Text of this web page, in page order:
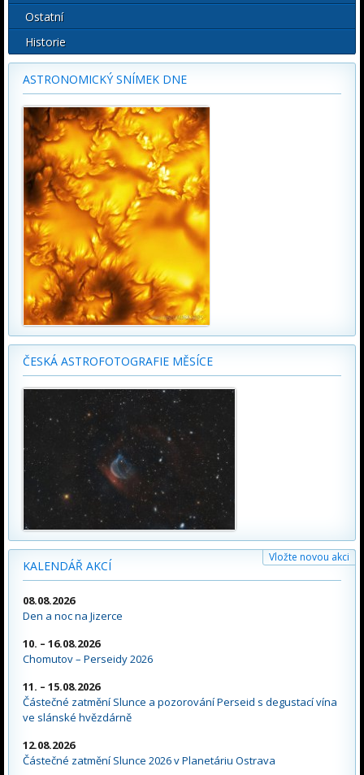
Ostatní
Historie
ASTRONOMICKÝ SNÍMEK DNE
ČESKÁ ASTROFOTOGRAFIE MĚSÍCE
KALENDÁŘ AKCÍ
Vložte novou akci
08.08.2026
Den a noc na Jizerce
10. – 16.08.2026
Chomutov – Perseidy 2026
11. – 15.08.2026
Částečné zatmění Slunce a pozorování Perseid s degustací vína
ve slánské hvězdárně
12.08.2026
Částečné zatmění Slunce 2026 v Planetáriu Ostrava